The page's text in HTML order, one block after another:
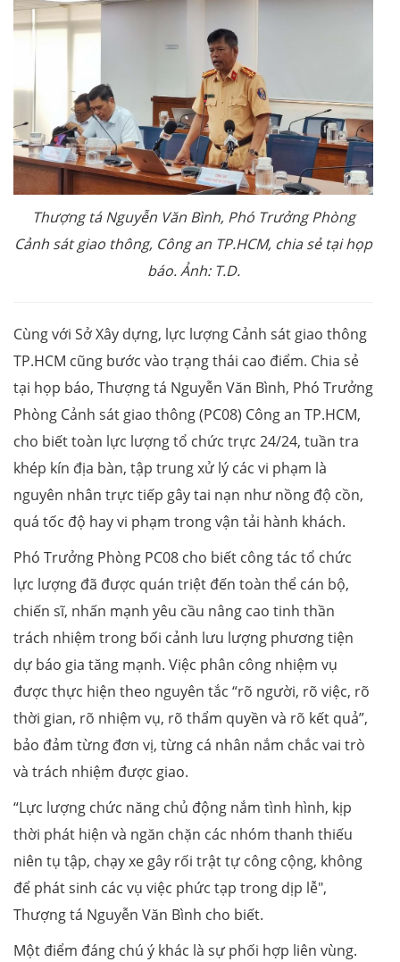
Thượng tá Nguyễn Văn Bình, Phó Trưởng Phòng
Cảnh sát giao thông, Công an TP.HCM, chia sẻ tại họp
báo. Ảnh: T.D.
Cùng với Sở Xây dựng, lực lượng Cảnh sát giao thông
TP.HCM cũng bước vào trạng thái cao điểm. Chia sẻ
tại họp báo, Thượng tá Nguyễn Văn Bình, Phó Trưởng
Phòng Cảnh sát giao thông (PC08) Công an TP.HCM,
cho biết toàn lực lượng tổ chức trực 24/24, tuần tra
khép kín địa bàn, tập trung xử lý các vi phạm là
nguyên nhân trực tiếp gây tai nạn như nồng độ cồn,
quá tốc độ hay vi phạm trong vận tải hành khách.
Phó Trưởng Phòng PC08 cho biết công tác tổ chức
lực lượng đã được quán triệt đến toàn thể cán bộ,
chiến sĩ, nhấn mạnh yêu cầu nâng cao tinh thần
trách nhiệm trong bối cảnh lưu lượng phương tiện
dự báo gia tăng mạnh. Việc phân công nhiệm vụ
được thực hiện theo nguyên tắc “rõ người, rõ việc, rõ
thời gian, rõ nhiệm vụ, rõ thẩm quyền và rõ kết quả”,
bảo đảm từng đơn vị, từng cá nhân nắm chắc vai trò
và trách nhiệm được giao.
“Lực lượng chức năng chủ động nắm tình hình, kịp
thời phát hiện và ngăn chặn các nhóm thanh thiếu
niên tụ tập, chạy xe gây rối trật tự công cộng, không
để phát sinh các vụ việc phức tạp trong dịp lễ",
Thượng tá Nguyễn Văn Bình cho biết.
Một điểm đáng chú ý khác là sự phối hợp liên vùng.